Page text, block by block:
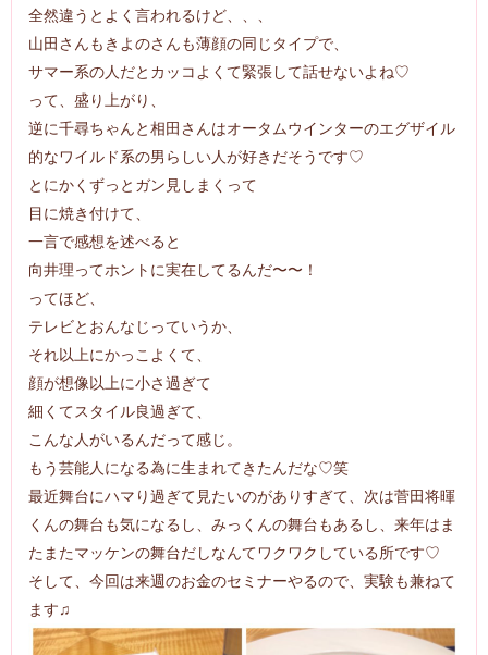
全然違うとよく言われるけど、、、
山田さんもきよのさんも薄顔の同じタイプで、
サマー系の人だとカッコよくて緊張して話せないよね♡
って、盛り上がり、
逆に千尋ちゃんと相田さんはオータムウインターのエグザイル
的なワイルド系の男らしい人が好きだそうです♡
とにかくずっとガン見しまくって
目に焼き付けて、
一言で感想を述べると
向井理ってホントに実在してるんだ〜〜！
ってほど、
テレビとおんなじっていうか、
それ以上にかっこよくて、
顔が想像以上に小さ過ぎて
細くてスタイル良過ぎて、
こんな人がいるんだって感じ。
もう芸能人になる為に生まれてきたんだな♡笑
最近舞台にハマり過ぎて見たいのがありすぎて、次は菅田将暉
くんの舞台も気になるし、みっくんの舞台もあるし、来年はま
たまたマッケンの舞台だしなんてワクワクしている所です♡
そして、今回は来週のお金のセミナーやるので、実験も兼ねて
ます♫